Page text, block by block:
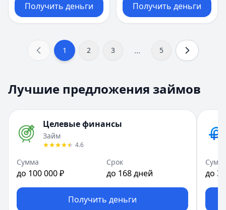
Получить деньги Получить деньги
1 2 3 ... 5
Лучшие предложения займов
Целевые финансы
Займ
4.6
Сумма
до 100 000 ₽
Срок
до 168 дней
Получить деньги
до